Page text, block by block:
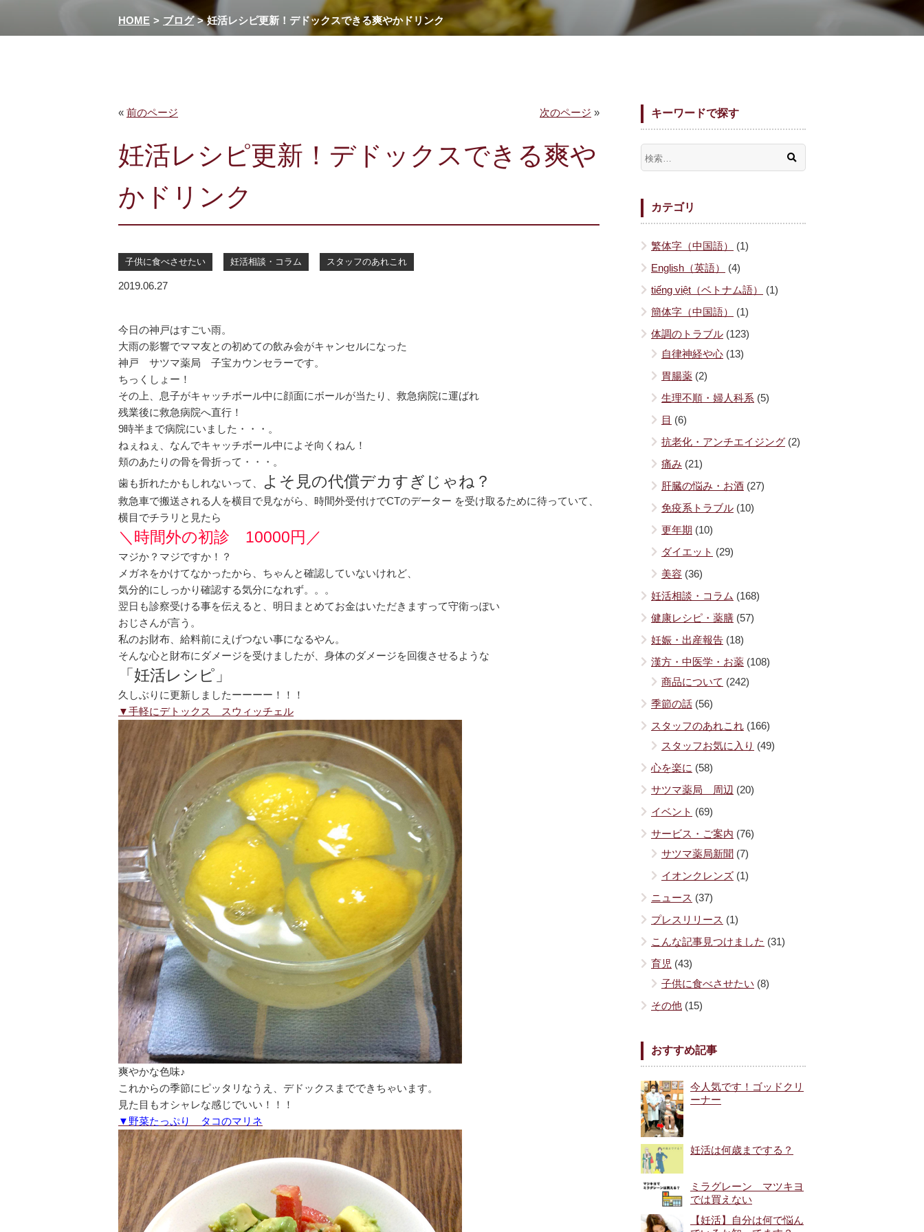
HOME ブログ 妊活レシピ更新！デドックスできる爽やかドリンク
« 前のページ 次のページ »
妊活レシピ更新！デドックスできる爽や
かドリンク
子供に食べさせたい 妊活相談・コラム スタッフのあれこれ
2019.06.27
今日の神戸はすごい雨。
大雨の影響でママ友との初めての飲み会がキャンセルになった
神戸 サツマ薬局 子宝カウンセラーです。
ちっくしょー！
その上、息子がキャッチボール中に顔面にボールが当たり、救急病院に運ばれ
残業後に救急病院へ直行！
9時半まで病院にいました・・・。
ねぇねぇ、なんでキャッチボール中によそ向くねん！
頬のあたりの骨を骨折って・・・。
歯も折れたかもしれないって、
よそ見の代償デカすぎじゃね？
救急車で搬送される人を横目で見ながら、時間外受付けでCTのデーター を受け取るために待っていて、
横目でチラリと見たら
＼時間外の初診 10000円／
マジか？マジですか！？
メガネをかけてなかったから、ちゃんと確認していないけれど、
気分的にしっかり確認する気分になれず。。。
翌日も診察受ける事を伝えると、明日まとめてお金はいただきますって守衛っぽい
おじさんが言う。
私のお財布、給料前にえげつない事になるやん。
そんな心と財布にダメージを受けましたが、身体のダメージを回復させるような
「妊活レシピ」
久しぶりに更新しましたーーーー！！！
▼手軽にデトックス スウィッチェル
爽やかな色味♪
これからの季節にピッタリなうえ、デドックスまでできちゃいます。
見た目もオシャレな感じでいい！！！
▼野菜たっぷり タコのマリネ
キーワードで探す
カテゴリ
繁体字（中国語）
(1)
English（英語）
(4)
tiếng việt（ベトナム語）
(1)
簡体字（中国語）
(1)
体調のトラブル (123)
自律神経や心 (13)
胃腸薬 (2)
生理不順・婦人科系 (5)
目 (6)
抗老化・アンチエイジング (2)
痛み (21)
肝臓の悩み・お酒 (27)
免疫系トラブル (10)
更年期 (10)
ダイエット (29)
美容 (36)
妊活相談・コラム (168)
健康レシピ・薬膳 (57)
妊娠・出産報告 (18)
漢方・中医学・お薬 (108)
商品について (242)
季節の話 (56)
スタッフのあれこれ (166)
スタッフお気に入り (49)
心を楽に (58)
サツマ薬局 周辺 (20)
イベント (69)
サービス・ご案内 (76)
サツマ薬局新聞 (7)
イオンクレンズ (1)
ニュース (37)
プレスリリース (1)
こんな記事見つけました (31)
育児 (43)
子供に食べさせたい (8)
その他 (15)
おすすめ記事
今人気です！ゴッドクリ
ーナー
妊活は何歳までする？
ミラグレーン マツキヨ
では買えない
【妊活】自分は何で悩ん